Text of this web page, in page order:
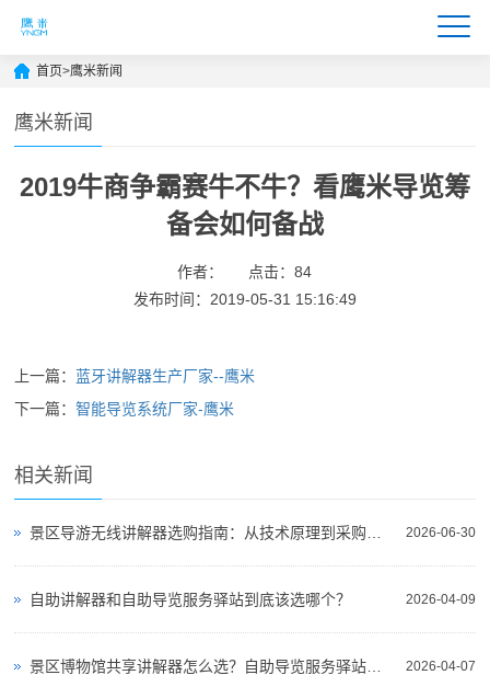
首页>鹰米新闻
鹰米新闻
2019牛商争霸赛牛不牛？看鹰米导览筹
备会如何备战
作者：
点击：84
发布时间：2019-05-31 15:16:49
上一篇：蓝牙讲解器生产厂家--鹰米
下一篇：智能导览系统厂家-鹰米
相关新闻
2026-06-30
2026-04-09
自助讲解器和自助导览服务驿站到底该选哪个？
2026-04-07